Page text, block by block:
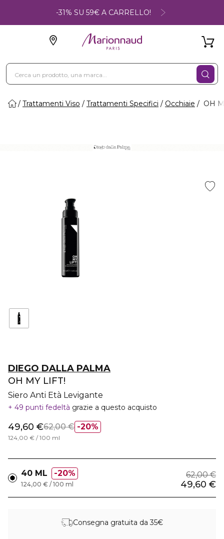
-31% SU 59€ A CARRELLO!
Trattamenti Viso Trattamenti Specifici Occhiaie OH
DIEGO DALLA PALMA
OH MY LIFT!
Siero Anti Età Levigante
49 punti fedeltà grazie a questo acquisto
20%
49,60 €62,00 €
124,00 € / 100 ml
40 ML 20% 62,00 €
49,60 €
124,00 € / 100 ml
Consegna gratuita da 35€